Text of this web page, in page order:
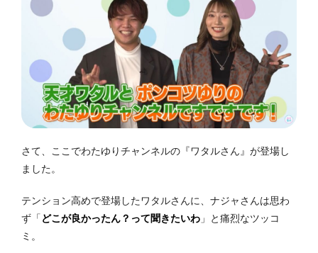
さて、ここでわたゆりチャンネルの『ワタルさん』が登場し
ました。
テンション高めで登場したワタルさんに、ナジャさんは思わ
ず「 どこが良かったん？って聞きたいわ 」と痛烈なツッコ
ミ。